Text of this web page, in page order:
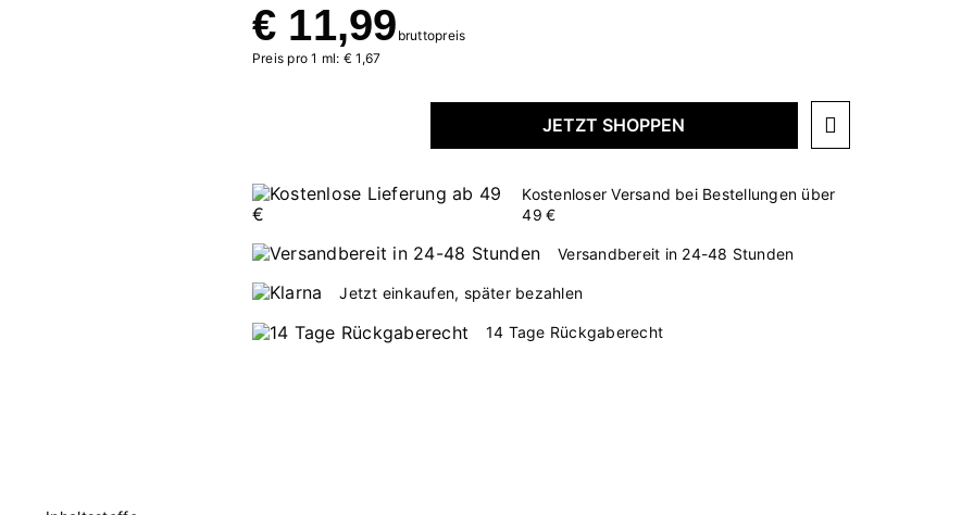
€ 11,99 bruttopreis
Preis pro 1 ml: € 1,67
JETZT SHOPPEN
Kostenloser Versand bei Bestellungen über
49 €
Versandbereit in 24-48 Stunden
Jetzt einkaufen, später bezahlen
14 Tage Rückgaberecht